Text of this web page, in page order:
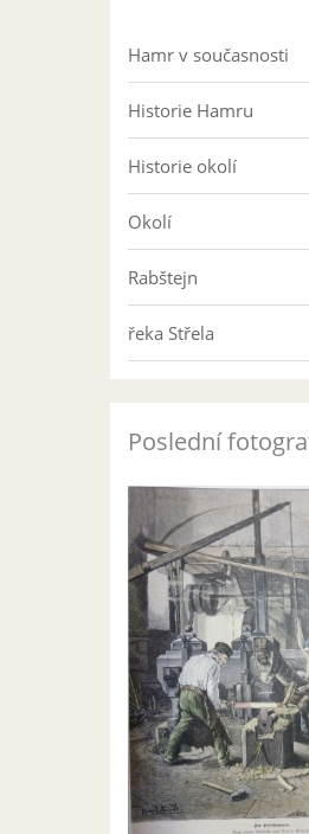
Hamr v současnosti
Historie Hamru
Historie okolí
Okolí
Rabštejn
řeka Střela
Poslední